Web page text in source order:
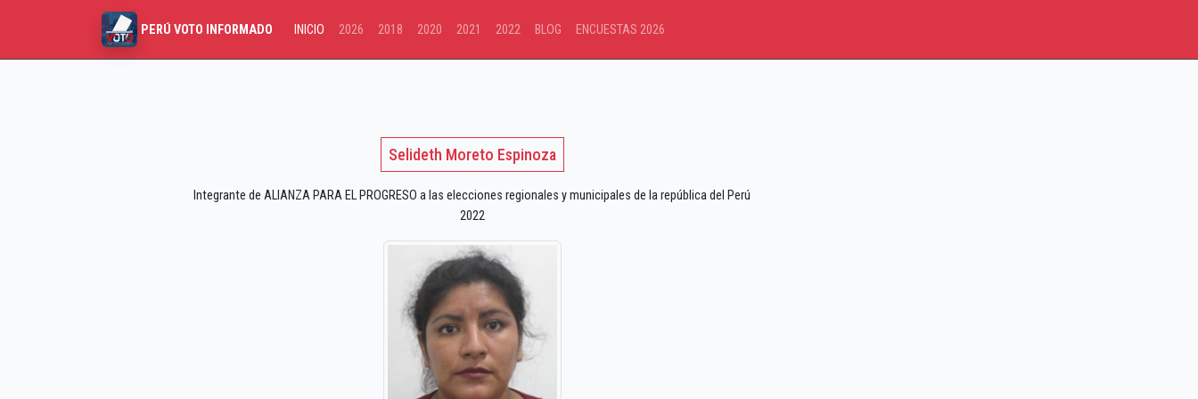
PERÚ VOTO INFORMADO INICIO 2026 2018 2020 2021 2022 BLOG ENCUESTAS 2026
Selideth Moreto Espinoza
Integrante de ALIANZA PARA EL PROGRESO a las elecciones regionales y municipales de la república del Perú
2022